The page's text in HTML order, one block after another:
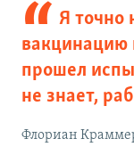
Я точно
вакцинацию
прошел
не знает,
Флориан